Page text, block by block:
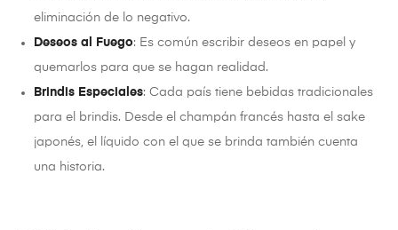
eliminación de lo negativo.
Deseos al Fuego: Es común escribir deseos en papel y
quemarlos para que se hagan realidad.
Brindis Especiales: Cada país tiene bebidas tradicionales
para el brindis. Desde el champán francés hasta el sake
japonés, el líquido con el que se brinda también cuenta
una historia.